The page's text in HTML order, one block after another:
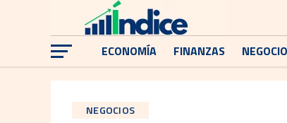
ECONOMÍA FINANZAS
NEGOCIOS